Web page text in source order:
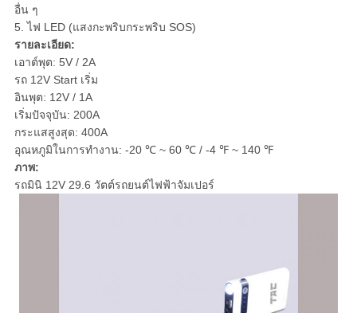
อื่น ๆ
5. ไฟ LED (แสงกะพริบกระพริบ SOS)
รายละเอียด:
เอาต์พุต: 5V / 2A
รถ 12V Start เริ่ม
อินพุต: 12V / 1A
เริ่มปัจจุบัน: 200A
กระแสสูงสุด: 400A
อุณหภูมิในการทำงาน: -20 ℃ ~ 60 ℃ / -4 ℉ ~ 140 ℉
ภาพ:
รถมินิ 12V 29.6 วัตต์รถยนต์ไฟฟ้าจัมเปอร์